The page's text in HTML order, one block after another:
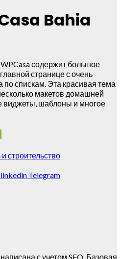
Bahia
содержит большое
странице с очень
по спискам. Эта красивая тема
макетов домашней
виджеты, шаблоны и многое
строительство
linkedin Telegram
с учетом SEO. Базовая